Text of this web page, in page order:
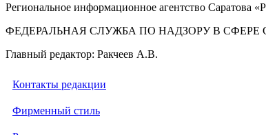
Региональное информационное агентство
ФЕДЕРАЛЬНАЯ СЛУЖБА ПО НАДЗОРУ В
Главный редактор: Ракчеев А.В.
Контакты редакции
Фирменный стиль